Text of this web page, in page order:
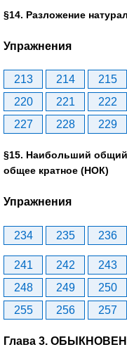
§14. Разложение
Упражнения
213 214 215
220
221 222
227
228 229
§15. Наибольший
общее кратное (НОК)
Упражнения
234 235 236
241 242 243
248
249 250
255
256 257
Глава 3.